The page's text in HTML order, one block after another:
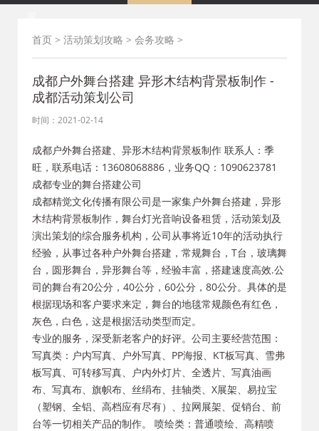
首页 > 活动策划攻略 > 会务攻略 >
成都户外舞台搭建 异形木结构背景板制作 -
成都活动策划公司
时间：2021-02-14
成都户外舞台搭建、异形木结构背景板制作 联系人：季
旺，联系电话：13608068886，业务QQ：1090623781
成都专业的舞台搭建公司
成都精觉文化传播有限公司是一家集户外舞台搭建，异形
木结构背景板制作，舞台灯光音响设备租赁，活动策划及
演出策划的综合服务机构，公司从事将近10年的活动执行
经验，从事过各种户外舞台搭建，常规舞台，T台，玻璃舞
台，圆形舞台，异形舞台等，经验丰富，搭建速度高效.公
司的舞台有20公分，40公分，60公分，80公分。具体的是
根据现场和客户要求来定，舞台的地毯常规颜色有红色，
灰色，白色，这是根据活动类型而定。
专业的服务，深受新老客户的好评。公司主要经营范围：
写真类：户内写真、户外写真、PP海报、KT板写真、雪弗
板写真、可转移写真、户内外灯片、全透片、写真油画
布、写真布、旗帜布、丝绢布、挂轴类、X展架、易拉宝
（塑钢、全铝、高档应有尽有）、拉网展架、促销台、前
台等一切相关产品的制作。 喷绘类：普通喷绘、高精喷